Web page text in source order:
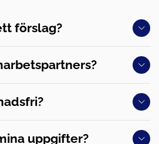
förslag?
uppgifter?